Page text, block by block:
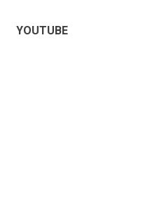
YOUTUBE